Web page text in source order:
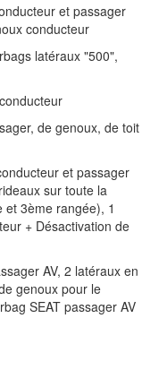
et passager
conducteur
latéraux "500",
de genoux, de toit
et passager
sur toute la
3ème rangée), 1
+ Désactivation de
AV, 2 latéraux en
genoux pour le
SEAT passager AV